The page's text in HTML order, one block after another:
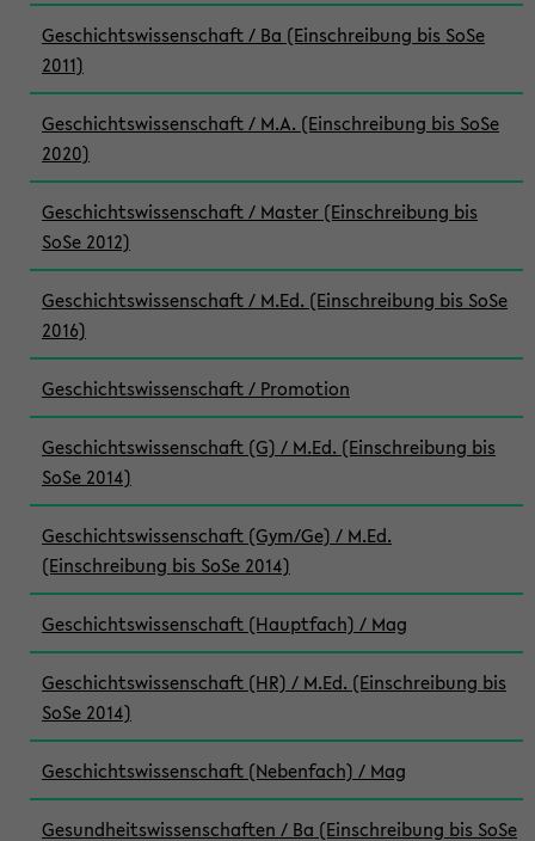
Geschichtswissenschaft / Ba (Einschreibung bis SoSe
2011)
Geschichtswissenschaft / M.A. (Einschreibung bis SoSe
2020)
Geschichtswissenschaft / Master (Einschreibung bis
SoSe 2012)
Geschichtswissenschaft / M.Ed. (Einschreibung bis SoSe
2016)
Geschichtswissenschaft / Promotion
Geschichtswissenschaft (G) / M.Ed. (Einschreibung bis
SoSe 2014)
Geschichtswissenschaft (Gym/Ge) / M.Ed.
(Einschreibung bis SoSe 2014)
Geschichtswissenschaft (Hauptfach) / Mag
Geschichtswissenschaft (HR) / M.Ed. (Einschreibung bis
SoSe 2014)
Geschichtswissenschaft (Nebenfach) / Mag
Gesundheitswissenschaften / Ba (Einschreibung bis SoSe